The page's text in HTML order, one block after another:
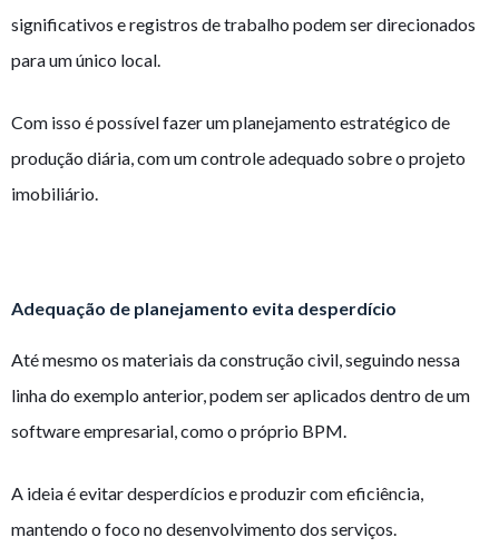
significativos e registros de trabalho podem ser direcionados
para um único local.
Com isso é possível fazer um planejamento estratégico de
produção diária, com um controle adequado sobre o projeto
imobiliário.
Adequação de planejamento evita desperdício
Até mesmo os materiais da construção civil, seguindo nessa
linha do exemplo anterior, podem ser aplicados dentro de um
software empresarial, como o próprio BPM.
A ideia é evitar desperdícios e produzir com eficiência,
mantendo o foco no desenvolvimento dos serviços.